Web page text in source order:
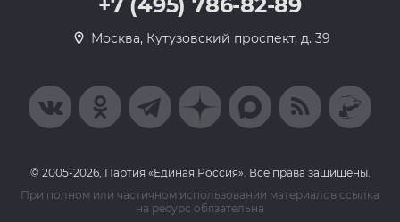
Москва, Кутузовский проспект, д. 39
© 2005-2026, Партия «Единая Россия». Все права защищены.
При полном или частичном использовании материалов ссылка
на ресурс обязательна